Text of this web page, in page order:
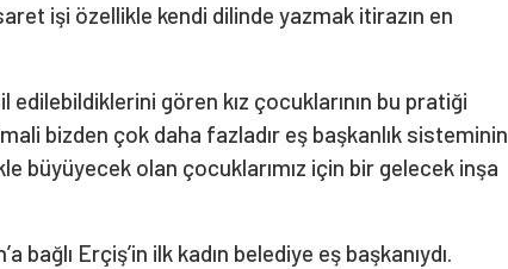
işi özellikle kendi dilinde yazmak itirazın en
gören kız çocuklarının bu pratiği
bizden çok daha fazladır eş başkanlık sisteminin
büyüyecek olan çocuklarımız için bir gelecek inşa
bağlı Erçiş’in ilk kadın belediye eş başkanıydı.